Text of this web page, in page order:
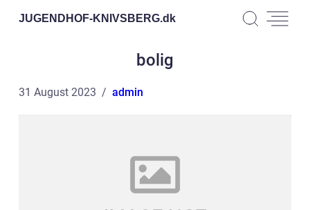
JUGENDHOF-KNIVSBERG.dk
bolig
31 August 2023 admin